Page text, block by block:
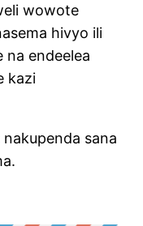
wowote
hivyo ili
na endeelea
kazi
sana